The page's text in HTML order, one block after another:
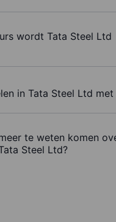
wordt Tata Steel Ltd
in Tata Steel Ltd met
te weten komen
Steel Ltd?